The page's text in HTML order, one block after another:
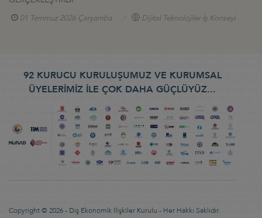
01 Temmuz 2026 Çarşamba Dijital Teknolojiler İş Konseyi
92 KURUCU KURULUŞUMUZ VE KURUMSAL
ÜYELERİMİZ İLE ÇOK DAHA GÜÇLÜYÜZ...
Copyright © 2026 - Dış Ekonomik İlişkiler Kurulu - Her Hakkı Saklıdır.